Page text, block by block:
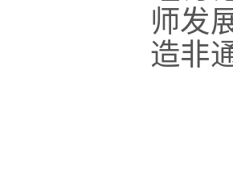
师发
造非